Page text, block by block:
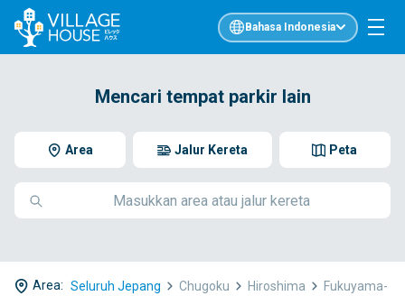
Bahasa Indonesia
Mencari tempat parkir lain
Area Peta
Jalur Kereta
Area: Seluruh Jepang Chugoku Hiroshima
Fukuyama-